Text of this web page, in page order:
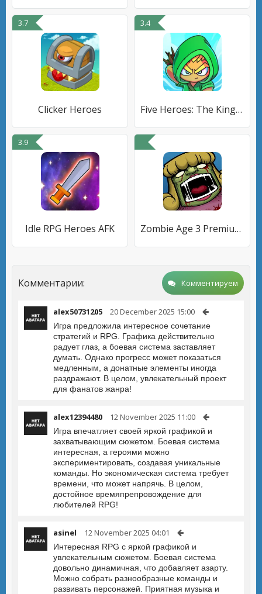
3.7
Clicker Heroes
3.4
Five Heroes: The King's War
3.9
Idle RPG Heroes AFK Zombie Age 3 Premium: Rules of Survival
Комментарии: Комментируем
alex50731205 20 December 2025 15:00
Игра предложила интересное сочетание
стратегий и RPG. Графика действительно
радует глаз, а боевая система заставляет
думать. Однако прогресс может показаться
медленным, а донатные элементы иногда
раздражают. В целом, увлекательный проект
для фанатов жанра!
alex12394480 12 November 2025 11:00
Игра впечатляет своей яркой графикой и
захватывающим сюжетом. Боевая система
интересная, а героями можно
экспериментировать, создавая уникальные
команды. Но экономическая система требует
времени, что может напрячь. В целом,
достойное времяпрепровождение для
любителей RPG!
asinel 12 November 2025 04:01
Интересная RPG с яркой графикой и
увлекательным сюжетом. Боевая система
довольно динамичная, что добавляет азарту.
Можно собрать разнообразные команды и
развивать персонажей. Приятная музыка и